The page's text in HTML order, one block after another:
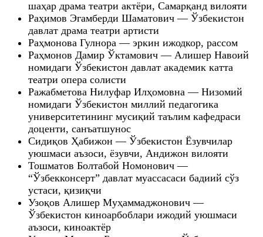
шаҳар драма театри актёри, Самарқанд вилояти
Раҳимов Эгамберди Шаматович — Ўзбекистон
давлат драма театри артисти
Раҳмонова Гулнора — эркин ижодкор, рассом
Раҳмонов Дамир Ўктамович — Алишер Навоий
номидаги Ўзбекистон давлат академик катта
театри опера солисти
Ражабметова Нилуфар Илҳомовна — Низомий
номидаги Ўзбекистон миллий педагогика
университетининг мусиқий таълим кафедраси
доценти, санъатшунос
Сидиқов Ҳабижон — Ўзбекистон Ёзувчилар
уюшмаси аъзоси, ёзувчи, Андижон вилояти
Тошматов Болтабой Номонович —
“Ўзбекконсерт” давлат муассасаси бадиий сўз
устаси, қизиқчи
Узоқов Алишер Муҳаммаджонович —
Ўзбекистон киноарбоблари ижодий уюшмаси
аъзоси, киноактёр